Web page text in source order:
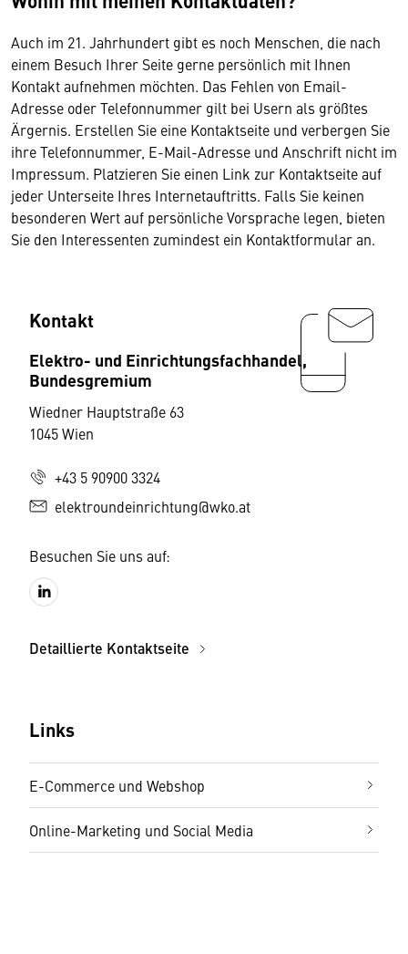
Auch im 21. Jahrhundert gibt es noch Menschen, die nach
einem Besuch Ihrer Seite gerne persönlich mit Ihnen
Kontakt aufnehmen möchten. Das Fehlen von Email-
Adresse oder Telefonnummer gilt bei Usern als größtes
Ärgernis. Erstellen Sie eine Kontaktseite und verbergen Sie
ihre Telefonnummer, E-Mail-Adresse und Anschrift nicht im
Impressum. Platzieren Sie einen Link zur Kontaktseite auf
jeder Unterseite Ihres Internetauftritts. Falls Sie keinen
besonderen Wert auf persönliche Vorsprache legen, bieten
Sie den Interessenten zumindest ein Kontaktformular an.
Kontakt
Elektro- und Einrichtungsfachhandel,
Bundesgremium
Wiedner Hauptstraße 63
1045 Wien
+43 5 90900 3324
elektroundeinrichtung@wko.at
Besuchen Sie uns auf:
Detaillierte Kontaktseite
Links
E-Commerce und Webshop
Online-Marketing und Social Media